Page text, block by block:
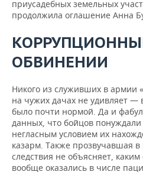
приусадебных земельных
продолжила оглашение Анна
ОБВИНЕНИИ
Никого из служивших в армии
на чужих дачах не удивляет —
было почти нормой. Да и
данных, что бойцов понуждали
негласным условием их
казарм. Также прозвучавшая
следствия не объясняет,
вообще оказались в числе